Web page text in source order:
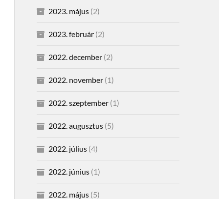
2023. május(2)
2023. február(2)
2022. december(2)
2022. november(1)
2022. szeptember(1)
2022. augusztus(5)
2022. július(4)
2022. június(1)
2022. május(5)